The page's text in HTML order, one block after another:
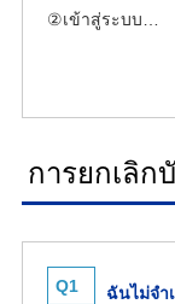
②เข้าสู่ระบบ…
การยกเลิก
Q1
ฉันไม่จำ